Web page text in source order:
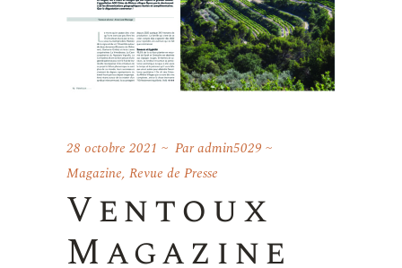
28 octobre 2021 Paradmin5029
Magazine, Revue de Presse
Ventoux
Magazine